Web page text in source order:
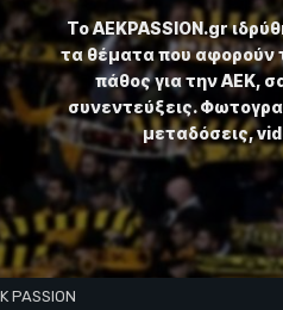
Το ⁦AEKPASSION.gr⁩
τα θέματα που αφορούν
πάθος για την ΑΕΚ,
συνεντεύξεις.
μεταδόσεις,
PASSION